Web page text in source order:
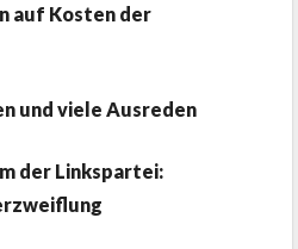
auf Kosten der
und viele Ausreden
der Linkspartei: